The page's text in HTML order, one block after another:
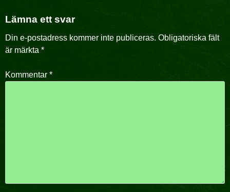
Lämna ett svar
Din e-postadress kommer inte publiceras. Obligatoriska fält
är märkta *
Kommentar *